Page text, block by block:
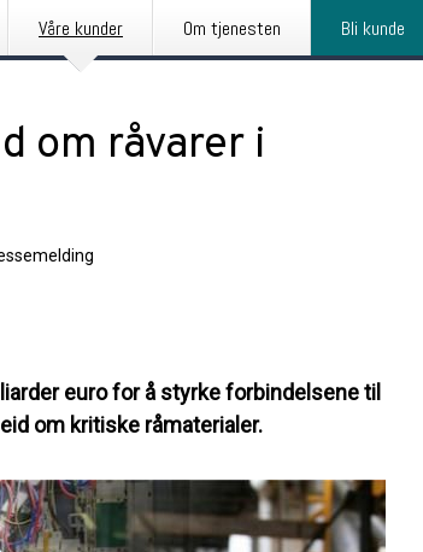
Våre kunder Om tjenesten Bli kunde
om råvarer i
euro for å styrke forbindelsene til
om kritiske råmaterialer.